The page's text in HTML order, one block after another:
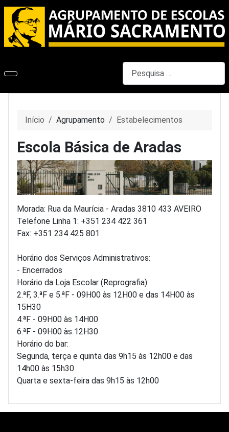
Início Agrupamento Estabelecimentos
Escola Básica de Aradas
Morada: Rua da Maurícia - Aradas 3810 433 AVEIRO
Telefone Linha 1: +351 234 422 361
Fax: +351 234 425 801
Horário dos Serviços Administrativos:
- Encerrados
Horário da Loja Escolar (Reprografia):
2.ªF, 3.ªF e 5.ªF - 09H00 às 12H00 e das 14H00 às
15H30
4.ªF - 09H00 às 14H00
6.ªF - 09H00 às 12H30
Horário do bar:
Segunda, terça e quinta das 9h15 às 12h00 e das
14h00 às 15h30
Quarta e sexta-feira das 9h15 às 12h00